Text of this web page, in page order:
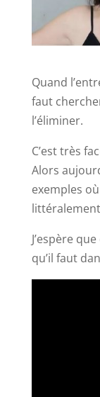
Quand
faut
l’éliminer.
C’est très
Alors
exemples
J’espère
qu’il faut